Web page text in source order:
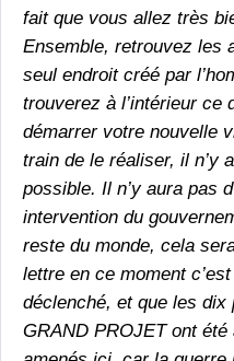
fait que vous allez très
Ensemble, retrouvez les
seul endroit créé par
trouverez à l’intérieur ce
démarrer votre nouvelle
train de le réaliser, il n’y
possible. Il n’y aura pas
intervention du
reste du monde, cela
lettre en ce moment
déclenché, et que les dix
GRAND PROJET ont